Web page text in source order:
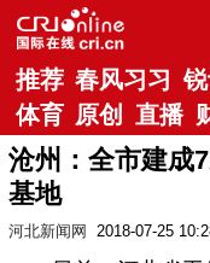
推荐 春风习习
体育 原创 直播
沧州：全市建成
基地
河北新闻网 2018-07-25